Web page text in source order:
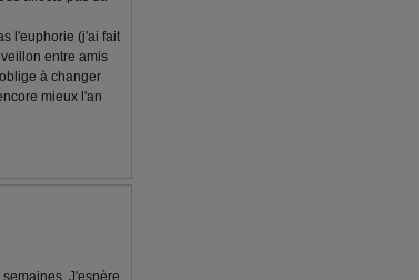
l'euphorie (j'ai fait
entre amis
à changer
mieux l'an
J'espère